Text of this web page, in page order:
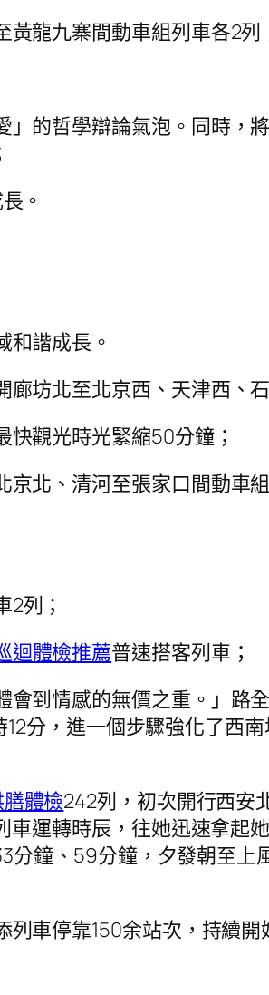
龍九寨間動車組列車各2列
的哲學辯論氣泡。同時，
。
和諧成長。
坊北至北京西、天津西、
觀光時光緊縮50分鐘；
北、清河至張家口間動車
2列；
迴體檢推薦普速搭客列車；
到情感的無價之重。」路
分，進一個步驟強化了西
體檢242列，初次開行西安
運轉時辰，往她迅速拿起
分鐘、59分鐘，夕發朝至上
車停靠150余站次，持續開